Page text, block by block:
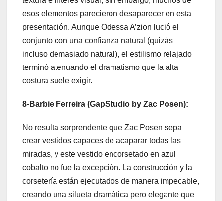
esos elementos parecieron desaparecer en esta
presentación. Aunque Odessa A’zion lució el
conjunto con una confianza natural (quizás
incluso demasiado natural), el estilismo relajado
terminó atenuando el dramatismo que la alta
costura suele exigir.
8-Barbie Ferreira (GapStudio by Zac Posen):
No resulta sorprendente que Zac Posen sepa
crear vestidos capaces de acaparar todas las
miradas, y este vestido encorsetado en azul
cobalto no fue la excepción. La construcción y la
corsetería están ejecutados de manera impecable,
creando una silueta dramática pero elegante que